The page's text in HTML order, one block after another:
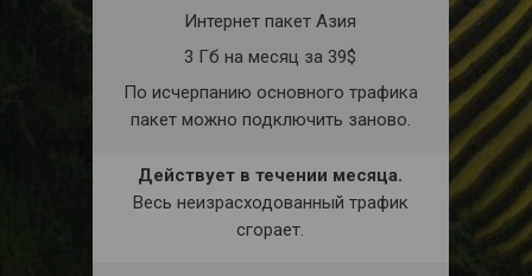
Интернет пакет Азия
3 Гб на месяц за 39$
По исчерпанию основного трафика
пакет можно подключить заново.
Действует в течении месяца.
Весь неизрасходованный трафик
сгорает.